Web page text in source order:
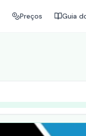
Preços Guia